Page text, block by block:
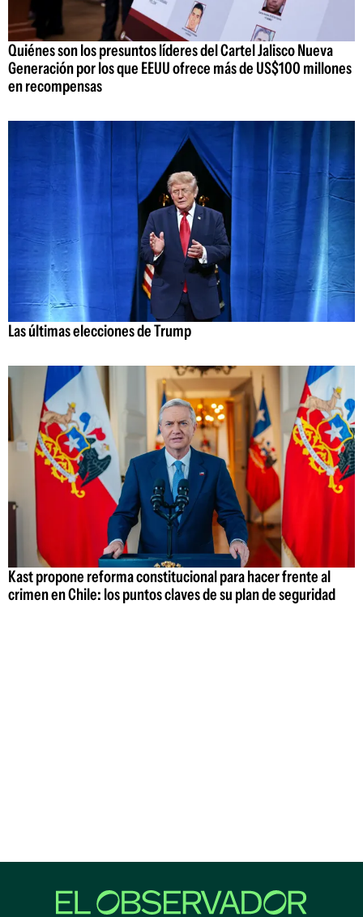
Quiénes son los presuntos líderes del Cartel Jalisco Nueva
Generación por los que EEUU ofrece más de US$100 millones
en recompensas
Las últimas elecciones de Trump
Kast propone reforma constitucional para hacer frente al
crimen en Chile: los puntos claves de su plan de seguridad